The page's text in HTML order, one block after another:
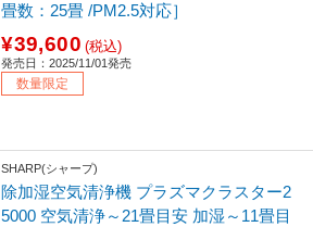
畳数：25畳 /PM2.5対応］
¥39,600 (税込)
発売日：2025/11/01発売
数量限定
SHARP(シャープ)
除加湿空気清浄機 プラズマクラスター2
5000 空気清浄～21畳目安 加湿～11畳目